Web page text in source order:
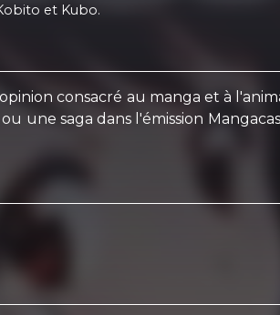
et Kubo.
consacré au manga et à
une saga dans l'émission